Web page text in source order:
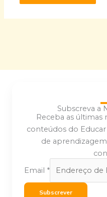
Subscreva a
Receba as últimas
conteúdos do
de
Email *
Subscrever